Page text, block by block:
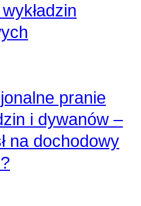
pranie
i dywanów –
na dochodowy